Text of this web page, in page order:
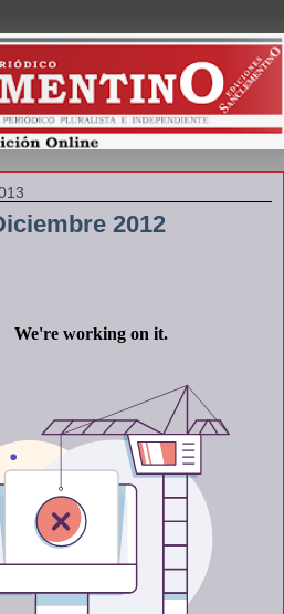
2012